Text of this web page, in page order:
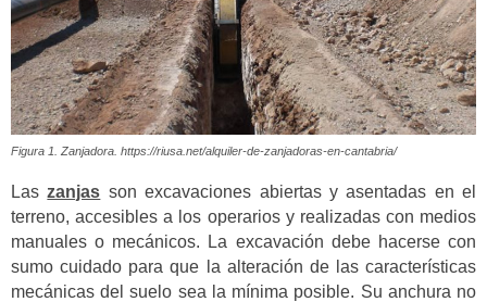
Figura 1. Zanjadora. https://riusa.net/alquiler-de-zanjadoras-en-cantabria/
Laszanjas son excavaciones abiertas y asentadas en el
terreno, accesibles a los operarios y realizadas con medios
manuales o mecánicos. La excavación debe hacerse con
sumo cuidado para que la alteración de las características
mecánicas del suelo sea la mínima posible. Su anchura no